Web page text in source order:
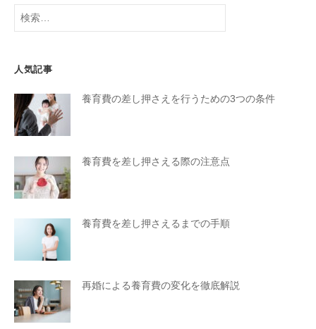
検
人気記事
養育費の差し押さえを行うための3つの条件
養育費を差し押さえる際の注意点
養育費を差し押さえるまでの手順
再婚による養育費の変化を徹底解説